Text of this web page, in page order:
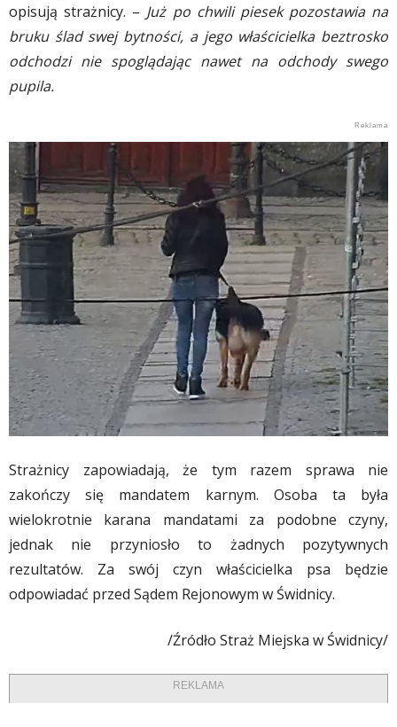
opisują strażnicy. – Już po chwili piesek pozostawia na
bruku ślad swej bytności, a jego właścicielka beztrosko
odchodzi nie spoglądając nawet na odchody swego
pupila.
Strażnicy zapowiadają, że tym razem sprawa nie
zakończy się mandatem karnym. Osoba ta była
wielokrotnie karana mandatami za podobne czyny,
jednak nie przyniosło to żadnych pozytywnych
rezultatów. Za swój czyn właścicielka psa będzie
odpowiadać przed Sądem Rejonowym w Świdnicy.
/Źródło Straż Miejska w Świdnicy/
REKLAMA